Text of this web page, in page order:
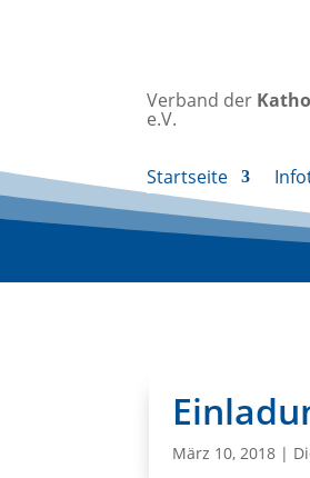
Verband der
e.V.
Startseite
März 10, 2018 |